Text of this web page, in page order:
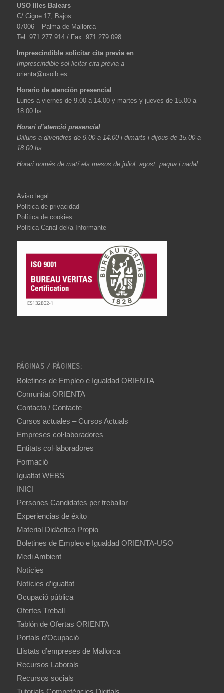
USO Illes Balears
C/ Cigne 17, Bajos
07006 – Palma de Mallorca
Tel: 971 277 914 / Fax: 971 279 098
Imprescindible solicitar cita previa en
Imprescindible sol·licitar cita prèvia a
orienta@usoib.es
Horario de atención presencial
Lunes a viernes de 9.00 a 14.00 y martes y jueves de 15.00 a
18.00 hs
Horari d’atenció presencial
Dilluns a divendres de 9.00 a 14.00 i dimarts i dijous de 15.00 a
18.00 hs
Horari només de matí els mesos de juliol, agost, paqua i nadal
Aviso legal
Política de privacidad
Política de cookies
Política Canal del/a Informante
PÁGINAS / PÀGINES:
Boletines de Empleo e Igualdad ORIENTA
Comunitat ORIENTA
Contacto / Contacte
Cursos actuales – Cursos Actuals
Empreses col·laboradores
Entitats col·laboradores
Formació
Igualtat WEBS
INICI
Persones Candidates per treballar
Experiencias de éxito
Material Didáctico Propio
Boletines de Empleo e Igualdad ORIENTA-USO
Medi Ambient
Notícies
Notícies d’igualtat
Ocupació pública
Ofertes Treball
Tablón de Ofertas ORIENTA
Portals d’Ocupació
Llistats d’empreses de Mallorca
Recursos Laborals
Recursos socials